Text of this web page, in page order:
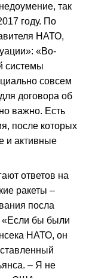
так
году. По
НАТО,
«Во-
системы
совсем
договора об
важно. Есть
после которых
и активные
ответов на
ракеты –
посла
«Если бы были
НАТО, он
– Я не